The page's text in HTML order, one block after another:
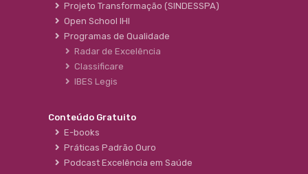
Projeto Transformação (SINDESSPA)
Open School IHI
Programas de Qualidade
Radar de Excelência
Classificare
IBES Legis
Conteúdo Gratuito
E-books
Práticas Padrão Ouro
Podcast Excelência em Saúde